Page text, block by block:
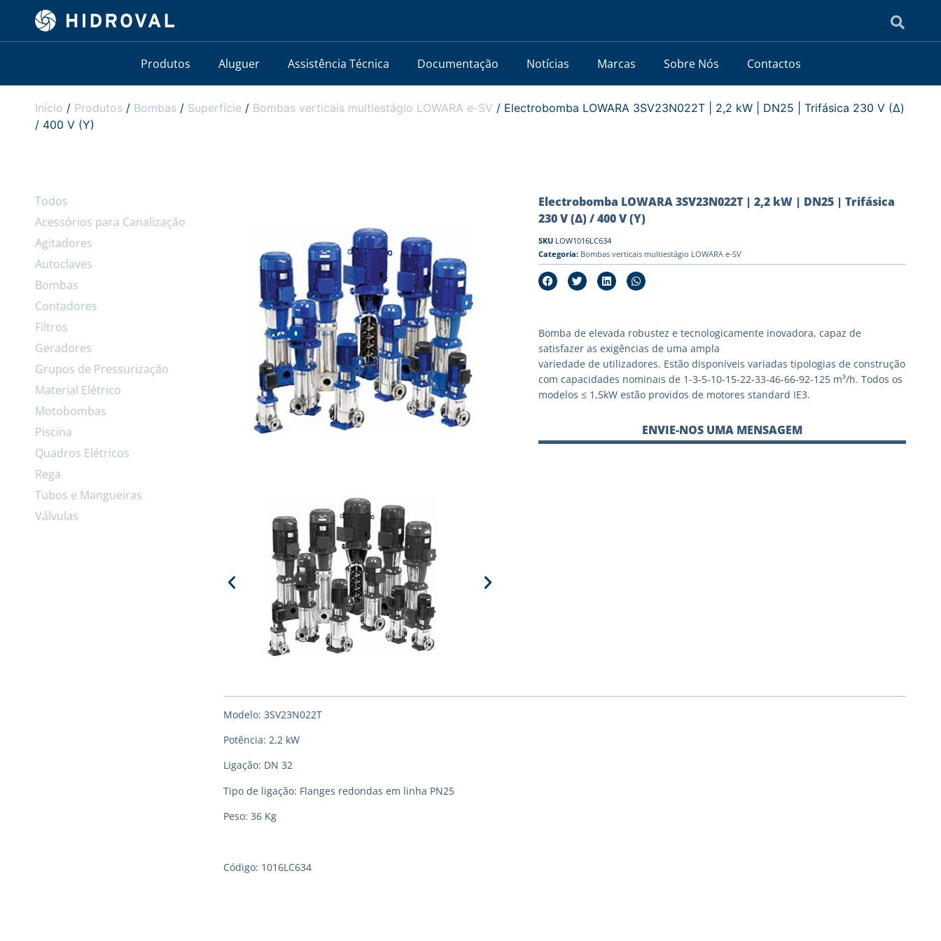
Produtos Aluguer Assistência Técnica Documentação Notícias Marcas Sobre Nós Contactos
Início / Produtos / Bombas / Superfície / Bombas verticais multiestágio LOWARA e-SV / Electrobomba LOWARA 3SV23N022T | 2,2 kW | DN25 | Trifásica 230 V (Δ)
/ 400 V (Y)
Todos
Acessórios para Canalização
Agitadores
Autoclaves
Bombas
Contadores
Filtros
Geradores
Grupos de Pressurização
Material Elétrico
Motobombas
Piscina
Quadros Elétricos
Rega
Tubos e Mangueiras
Válvulas
Electrobomba LOWARA 3SV23N022T | 2,2 kW | DN25 | Trifásica
230 V (Δ) / 400 V (Y)
SKU LOW1016LC634
Categoria: Bombas verticais multiestágio LOWARA e-SV
Bomba de elevada robustez e tecnologicamente inovadora, capaz de
satisfazer as exigências de uma ampla
variedade de utilizadores. Estão disponíveis variadas tipologias de construção
com capacidades nominais de 1-3-5-10-15-22-33-46-66-92-125 m³/h. Todos os
modelos ≤ 1,5kW estão providos de motores standard IE3.
ENVIE-NOS UMA MENSAGEM
Modelo: 3SV23N022T
Potência: 2,2 kW
Ligação: DN 32
Tipo de ligação: Flanges redondas em linha PN25
Peso: 36 Kg
Código: 1016LC634